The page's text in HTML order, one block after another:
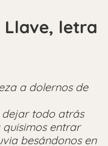
Llave, letra
a dolernos de
dejar todo atrás
quisimos entrar
besándonos en